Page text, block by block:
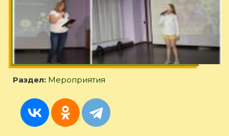
Раздел: Мероприятия